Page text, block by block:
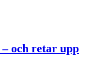
och retar upp